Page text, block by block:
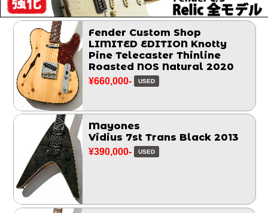
Fender Custom Shop
LIMITED EDITION Knotty
Pine Telecaster Thinline
Roasted NOS Natural 2020
¥660,000- USED
Mayones
Vidius 7st Trans Black 2013
¥390,000- USED